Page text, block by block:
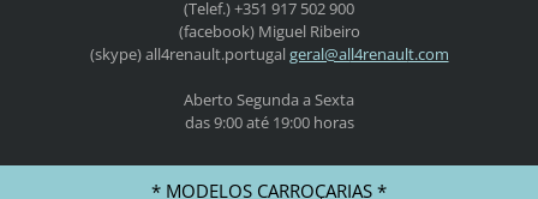
(Telef.) +351 917 502 900
(facebook) Miguel Ribeiro
(skype) all4renault.portugal geral@all4renault.com
Aberto Segunda a Sexta
das 9:00 até 19:00 horas
* MODELOS CARROÇARIAS *